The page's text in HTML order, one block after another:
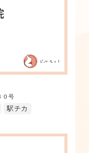
０号
駅チカ